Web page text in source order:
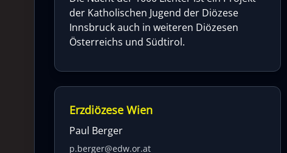
der Katholischen Jugend der Diözese
Innsbruck auch in weiteren Diözesen
Österreichs und Südtirol.
Erzdiözese Wien
Paul Berger
p.berger@edw.or.at